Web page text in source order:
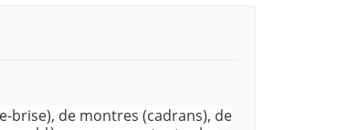
brise), de montres (cadrans), de